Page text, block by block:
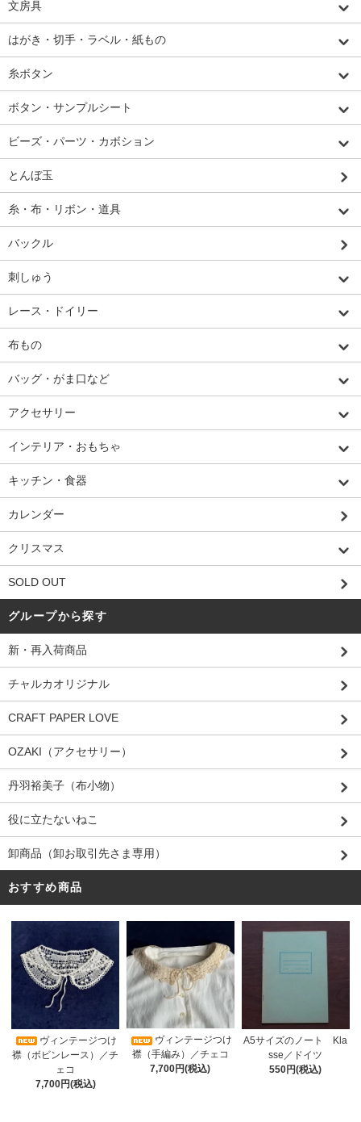
文房具
はがき・切手・ラベル・紙もの
糸ボタン
ボタン・サンプルシート
ビーズ・パーツ・カボション
とんぼ玉
糸・布・リボン・道具
バックル
刺しゅう
レース・ドイリー
布もの
バッグ・がま口など
アクセサリー
インテリア・おもちゃ
キッチン・食器
カレンダー
クリスマス
SOLD OUT
グループから探す
新・再入荷商品
チャルカオリジナル
CRAFT PAPER LOVE
OZAKI（アクセサリー）
丹羽裕美子（布小物）
役に立たないねこ
卸商品（卸お取引先さま専用）
おすすめ商品
ヴィンテージつけ
襟（ボビンレース）／チ
ェコ
7,700円(税込)
ヴィンテージつけ
襟（手編み）／チェコ
7,700円(税込)
A5サイズのノート Kla
sse／ドイツ
550円(税込)